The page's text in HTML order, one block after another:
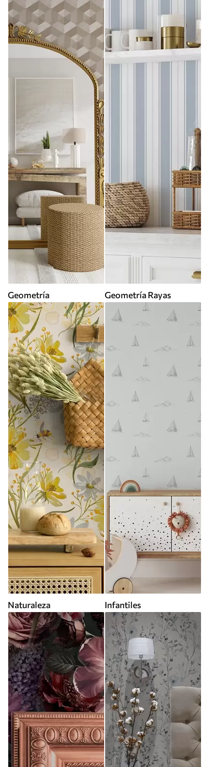
Geometría Geometría Rayas
Naturaleza Infantiles